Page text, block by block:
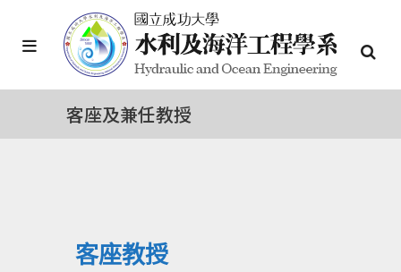
客座及兼任教授
客座教授